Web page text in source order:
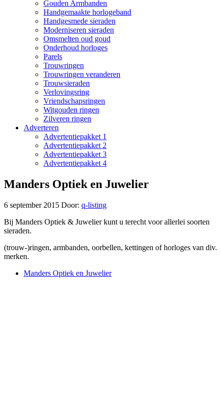
Gouden Armbanden
Handgemaakte horlogeband
Handgesmede sieraden
Moderniseren sieraden
Omsmelten oud goud
Onderhoud horloges
Parels
Trouwringen
Trouwringen veranderen
Trouwsieraden
Verlovingsring
Vriendschapsringen
Witgouden ringen
Zilveren ringen
Adverteren
Advertentiepakket 1
Advertentiepakket 2
Advertentiepakket 3
Advertentiepakket 4
Manders Optiek en Juwelier
6 september 2015 Door: q-listing
Bij Manders Optiek & Juwelier kunt u terecht voor allerlei soorten
sieraden.
(trouw-)ringen, armbanden, oorbellen, kettingen of horloges van div.
merken.
Manders Optiek en Juwelier